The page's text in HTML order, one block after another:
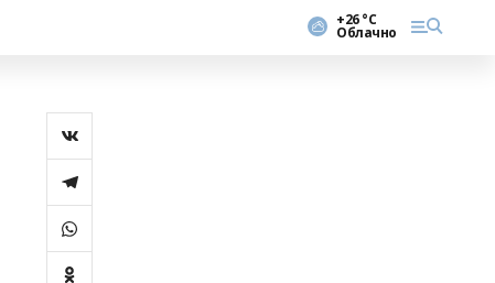
+26 °С
Облачно